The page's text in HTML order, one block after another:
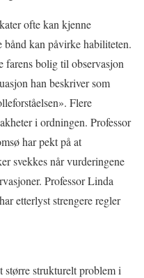
ofte kan kjenne
bånd kan påvirke habiliteten.
farens bolig til observasjon
han beskriver som
Flere
i ordningen. Professor
har pekt på at
svekkes når vurderingene
Professor Linda
etterlyst strengere regler
større strukturelt problem i